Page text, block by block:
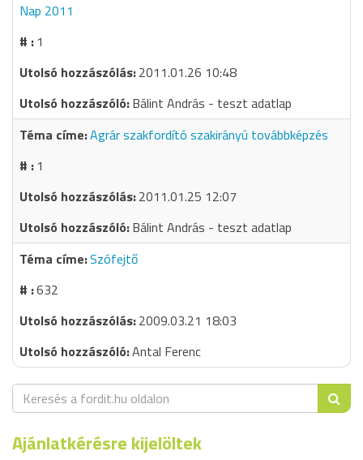
Nap 2011
1
2011.01.26 10:48
Bálint András - teszt adatlap
Agrár szakfordító szakirányú továbbképzés
1
2011.01.25 12:07
Bálint András - teszt adatlap
Szófejtő
632
2009.03.21 18:03
Antal Ferenc
Ajánlatkérésre kijelöltek